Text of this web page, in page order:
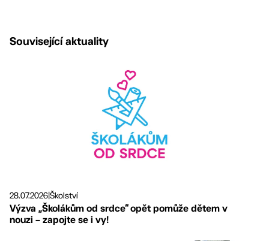
Související aktuality
28.07.2026Školství
Výzva „Školákům od srdce“ opět pomůže dětem v
nouzi – zapojte se i vy!